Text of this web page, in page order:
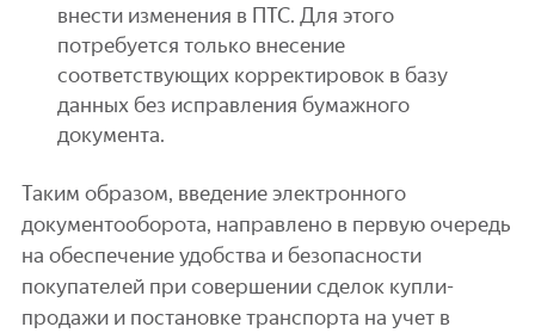
внести изменения в ПТС. Для этого
потребуется только внесение
соответствующих корректировок в базу
данных без исправления бумажного
документа.
Таким образом, введение электронного
документооборота, направлено в первую очередь
на обеспечение удобства и безопасности
покупателей при совершении сделок купли-
продажи и постановке транспорта на учет в